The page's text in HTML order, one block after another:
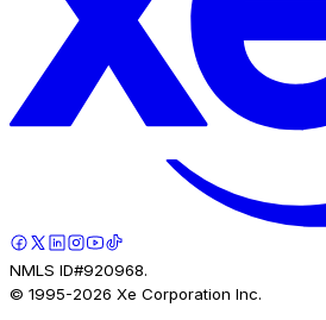
NMLS ID#920968.
© 1995-2026 Xe Corporation Inc.